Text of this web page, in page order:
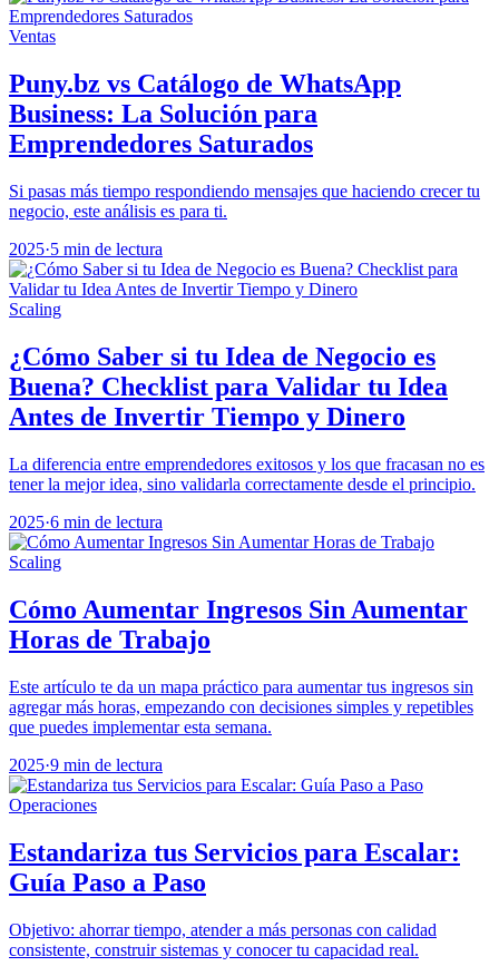
Ventas
Puny.bz vs Catálogo de WhatsApp
Business: La Solución para
Emprendedores Saturados
Si pasas más tiempo respondiendo mensajes que haciendo crecer tu
negocio, este análisis es para ti.
2025·5 min de lectura
Scaling
¿Cómo Saber si tu Idea de Negocio es
Buena? Checklist para Validar tu Idea
Antes de Invertir Tiempo y Dinero
La diferencia entre emprendedores exitosos y los que fracasan no es
tener la mejor idea, sino validarla correctamente desde el principio.
2025·6 min de lectura
Scaling
Cómo Aumentar Ingresos Sin Aumentar
Horas de Trabajo
Este artículo te da un mapa práctico para aumentar tus ingresos sin
agregar más horas, empezando con decisiones simples y repetibles
que puedes implementar esta semana.
2025·9 min de lectura
Operaciones
Estandariza tus Servicios para Escalar:
Guía Paso a Paso
Objetivo: ahorrar tiempo, atender a más personas con calidad
consistente, construir sistemas y conocer tu capacidad real.